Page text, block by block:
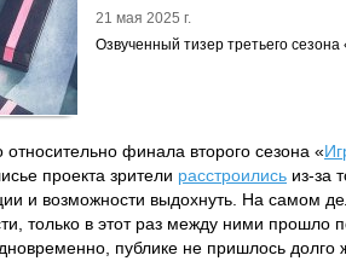
21 мая 2025 г.
Озвученный тизер третьего
финала второго сезона «
проекта зрители расстроились из-за
и возможности выдохнуть. На самом
только в этот раз между ними прошло
публике не пришлось долго